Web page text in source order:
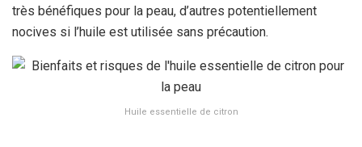
très bénéfiques pour la peau, d’autres potentiellement
nocives si l’huile est utilisée sans précaution.
Huile essentielle de citron